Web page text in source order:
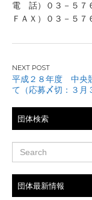
電 話）０３－５７
ＦＡＸ）０３－５７
投
稿
ナ
ビ
ゲ
ー
平成２８年度 中央
て（応募〆切：３月
団体検索
団体最新情報